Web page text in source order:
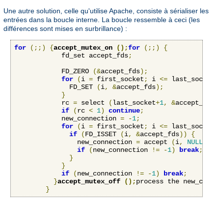
Une autre solution, celle qu'utilise Apache, consiste à sérialiser les
entrées dans la boucle interne. La boucle ressemble à ceci (les
différences sont mises en surbrillance) :
for (;;) {accept_mutex_on ();for (;;)
{
            fd_set accept_fds
;
            FD_ZERO
(&accept_fds);
for
(i = first_socket; i <= last_socket
              FD_SET
(i, &accept_fds);
}
            rc
= select (last_socket+1, &accept_fds
if
(rc < 1) continue;
            new_connection
= -1;
for
(i = first_socket; i <= last_socket
if
(FD_ISSET (i, &accept_fds))
{
                new_connection
= accept (i, NULL
if
(new_connection != -1) break;
}
}
if
(new_connection != -1) break;
}accept_mutex_off ();process the
}